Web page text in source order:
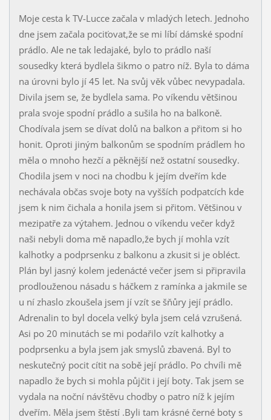
Moje cesta k TV-Lucce začala v mladých letech. Jednoho
dne jsem začala pociťovat,že se mi líbí dámské spodní
prádlo. Ale ne tak ledajaké, bylo to prádlo naší
sousedky která bydlela šikmo o patro níž. Byla to dáma
na úrovni bylo jí 45 let. Na svůj věk vůbec nevypadala.
Divila jsem se, že bydlela sama. Po víkendu většinou
prala svoje spodní prádlo a sušila ho na balkoně.
Chodívala jsem se dívat dolů na balkon a přitom si ho
honit. Oproti jiným balkonům se spodním prádlem ho
měla o mnoho hezčí a pěknější než ostatní sousedky.
Chodila jsem v noci na chodbu k jejím dveřím kde
nechávala občas svoje boty na vyšších podpatcích kde
jsem k nim čichala a honila jsem si přitom. Většinou v
mezipatře za výtahem. Jednou o víkendu večer když
naši nebyli doma mě napadlo,že bych jí mohla vzít
kalhotky a podprsenku z balkonu a zkusit si je obléct.
Plán byl jasný kolem jedenácté večer jsem si připravila
prodlouženou násadu s háčkem z ramínka a jakmile se
u ní zhaslo zkoušela jsem jí vzít se šňůry její prádlo.
Adrenalin to byl docela velký byla jsem celá vzrušená.
Asi po 20 minutách se mi podařilo vzít kalhotky a
podprsenku a byla jsem jak smyslů zbavená. Byl to
neskutečný pocit cítit na sobě její prádlo. Po chvíli mě
napadlo že bych si mohla půjčit i její boty. Tak jsem se
vydala na noční návštěvu chodby o patro níž k jejím
dveřím. Měla jsem štěstí .Byli tam krásné černé boty s